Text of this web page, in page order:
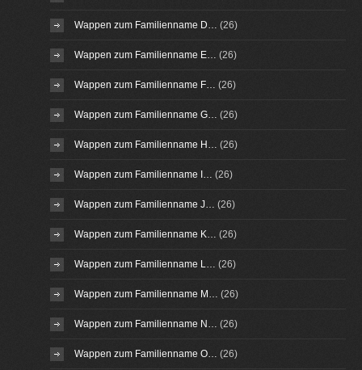
Wappen zum Familienname D… (26)
Wappen zum Familienname E… (26)
Wappen zum Familienname F… (26)
Wappen zum Familienname G… (26)
Wappen zum Familienname H… (26)
Wappen zum Familienname I… (26)
Wappen zum Familienname J… (26)
Wappen zum Familienname K… (26)
Wappen zum Familienname L… (26)
Wappen zum Familienname M… (26)
Wappen zum Familienname N… (26)
Wappen zum Familienname O… (26)